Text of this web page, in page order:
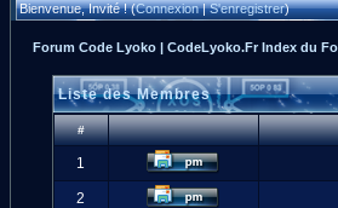
Bienvenue, Invité ! (Connexion|S'enregistrer)
Forum Code Lyoko | CodeLyoko.Fr Index du
Liste des Membres
#
1
2